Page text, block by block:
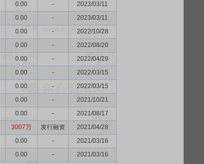
0.00 -
2023/03/11
0.00 -
2023/03/11
0.00 -
2022/10/28
0.00 -
2022/08/20
0.00 -
2022/04/29
0.00 -
2022/03/15
0.00 -
2022/03/15
0.00 -
2021/10/21
0.00 -
2021/08/17
3007万 发行融资
2021/04/28
0.00 -
2021/03/16
0.00 -
2021/03/16